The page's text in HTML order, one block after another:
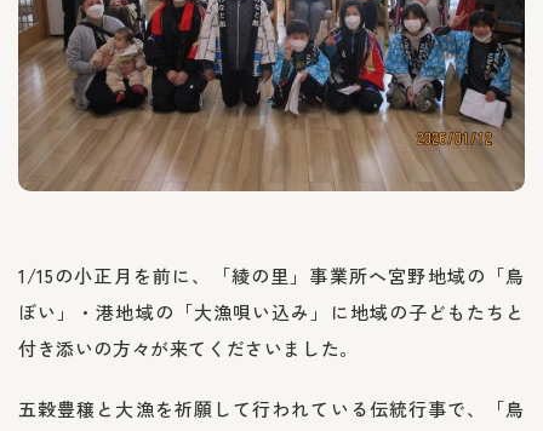
1/15の小正月を前に、「綾の里」事業所へ宮野地域の「鳥
ぼい」・港地域の「大漁唄い込み」に地域の子どもたちと
付き添いの方々が来てくださいました。
五穀豊穣と大漁を祈願して行われている伝統行事で、「鳥